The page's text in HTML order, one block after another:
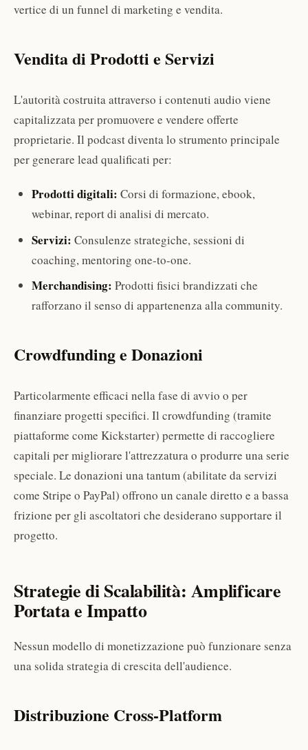
vertice di un funnel di marketing e vendita.
Vendita di Prodotti e Servizi
L'autorità costruita attraverso i contenuti audio viene
capitalizzata per promuovere e vendere offerte
proprietarie. Il podcast diventa lo strumento principale
per generare lead qualificati per:
Prodotti digitali: Corsi di formazione, ebook,
webinar, report di analisi di mercato.
Servizi: Consulenze strategiche, sessioni di
coaching, mentoring one-to-one.
Merchandising: Prodotti fisici brandizzati che
rafforzano il senso di appartenenza alla community.
Crowdfunding e Donazioni
Particolarmente efficaci nella fase di avvio o per
finanziare progetti specifici. Il crowdfunding (tramite
piattaforme come Kickstarter) permette di raccogliere
capitali per migliorare l'attrezzatura o produrre una serie
speciale. Le donazioni una tantum (abilitate da servizi
come Stripe o PayPal) offrono un canale diretto e a bassa
frizione per gli ascoltatori che desiderano supportare il
progetto.
Strategie di Scalabilità: Amplificare
Portata e Impatto
Nessun modello di monetizzazione può funzionare senza
una solida strategia di crescita dell'audience.
Distribuzione Cross-Platform